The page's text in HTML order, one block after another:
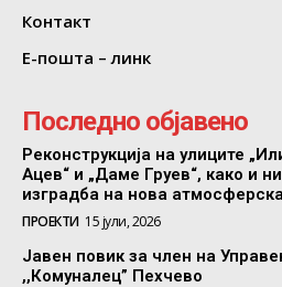
Контакт
Е-пошта – линк
Последно објавено
Реконструкција на улиците
Ацев“ и „Даме Груев“, како и
изградба на нова
ПРОЕКТИ 15 јули, 2026
Јавен повик за член на
,,Комуналец” Пехчево